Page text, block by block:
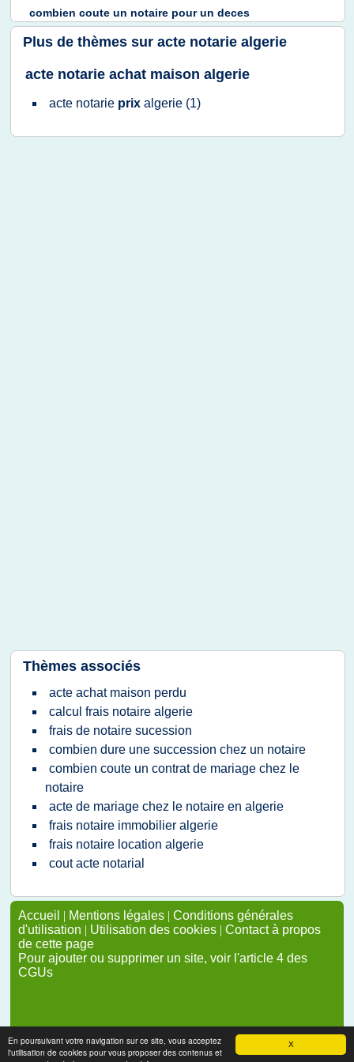
X
En poursuivant votre navigation sur ce site, vous acceptez
l'utilisation de cookies pour vous proposer des contenus et
combien coute un notaire pour un deces
Plus de thèmes sur acte notarie algerie
acte notarie achat maison algerie
acte notarie prix algerie (1)
Thèmes associés
acte achat maison perdu
calcul frais notaire algerie
frais de notaire sucession
combien dure une succession chez un notaire
combien coute un contrat de mariage chez le
notaire
acte de mariage chez le notaire en algerie
frais notaire immobilier algerie
frais notaire location algerie
cout acte notarial
Accueil | Mentions légales | Conditions générales
d'utilisation | Utilisation des cookies | Contact à propos
de cette page
Pour ajouter ou supprimer un site, voir l'article 4 des
CGUs